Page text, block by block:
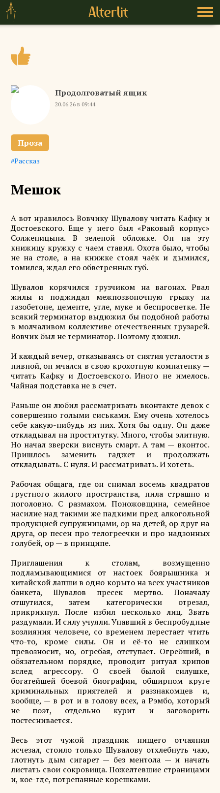
Продолговатый ящик
20.06.26 в 09:44
Проза
Рассказ
Мешок
А вот нравилось Вовчику Шувалову читать Кафку и
Достоевского. Еще у него был «Раковый корпус»
Солженицына. В зеленой обложке. Он на эту
книжицу кружку с чаем ставил. Охота было, чтобы
не на столе, а на книжке стоял чаёк и дымился,
томился, ждал его обветренных губ.
Шувалов корячился грузчиком на вагонах. Рвал
жилы и поджидал межпозвоночную грыжу на
газобетоне, цементе, угле, муке и беспросветке. Не
всякий терминатор выдюжил бы подобной работы
в молчаливом коллективе отечественных грузарей.
Вовчик был не терминатор. Поэтому дюжил.
И каждый вечер, отказываясь от снятия усталости в
пивной, он мчался в свою крохотную комнатенку —
читать Кафку и Достоевского. Иного не имелось.
Чайная подставка не в счет.
Раньше он любил рассматривать вконтакте девок с
совершенно голыми сиськами. Ему очень хотелось
себе какую-нибудь из них. Хотя бы одну. Он даже
откладывал на проститутку. Много, чтобы элитную.
Но начал зверски виснуть смарт. А там — вконтос.
Пришлось заменить гаджет и продолжать
откладывать. С нуля. И рассматривать. И хотеть.
Рабочая общага, где он снимал восемь квадратов
грустного жилого пространства, пила страшно и
поголовно. С размахом. Поножовщина, семейное
насилие над такими же падкими пред алкогольной
продукцией супружницами, ор на детей, ор друг на
друга, ор песен про телогреечки и про надзонных
голубей, ор — в принципе.
Приглашения к столам, возмущенно
подламывающимися от настоек боярышника и
китайской лапши в одно корыто на всех участников
банкета, Шувалов пресек мертво. Поначалу
отшутился, затем категорически отрезал,
прикрикнул. После избил несколько лиц. Звать
раздумали. И силу учуяли. Упавший в беспробудные
возлияния человече, со временем перестает чтить
что-то, кроме силы. Он и её-то не слишком
превозносит, но, огребая, отступает. Огребший, в
обязательном порядке, проводит ритуал хрипов
вслед агрессору. О своей былой силушке,
богатейшей боевой биографии, обширном круге
криминальных приятелей и раззнакомцев и,
вообще, — в рот и в голову всех, а Рэмбо, который
не поэт, отдельно курит и заговорить
постеснивается.
Весь этот чужой праздник нищего отчаяния
исчезал, стоило только Шувалову отхлебнуть чаю,
глотнуть дым сигарет — без ментола — и начать
листать свои сокровища. Пожелтевшие страницами
и, кое-где, потрепанные корешками.